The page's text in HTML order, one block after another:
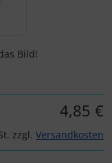
Bild!
4,85 €
zzgl. Versandkosten